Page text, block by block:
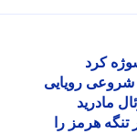
کرد
رویایی
هرمز را